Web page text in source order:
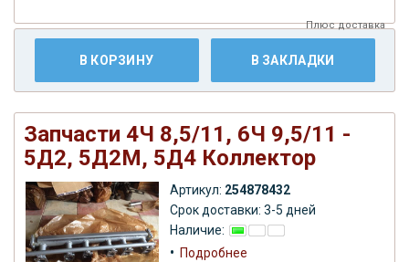
Плюсдоставка
В КОРЗИНУ В ЗАКЛАДКИ
Запчасти 4Ч 8,5/11, 6Ч 9,5/11 -
5Д2, 5Д2М, 5Д4 Коллектор
Артикул: 254878432
Срок доставки: 3-5 дней
Наличие:
• Подробнее